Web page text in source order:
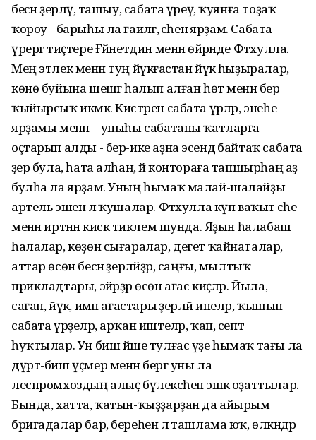
бесән әҙерләү, ташыу, сабата үреү, ҡуянға тоҙаҡ
ҡороу - барыһы ла ғаиләгә, әсәһенә ярҙам. Сабата
үрергә тиҫтере Ғәйнетдин менән өйрәнде Фәтхулла.
Мең этлек менән туң йүкәғастан йүкә һыҙыралар,
көнө буйына шешәгә һалып алған һөт менән бер
ҡыйырсыҡ икмәк. Кистәрен сабата үрәләр, энеһе
ярҙамы менән – уныһы сабатаны ҡатларға
оҫтарып алды - бер-ике аҙна эсендә байтаҡ сабата
әҙер була, һата алһаң, йә контораға тапшырһаң аҙ
булһа ла ярҙам. Уның һымаҡ малай-шалайҙы
артель эшенә лә ҡушалар. Фәтхулла күп ваҡыт әсәһе
менән иртәнән кискә тиклем шунда. Яҙын һалабаш
һалалар, көҙөн сығаралар, дегет ҡайнаталар,
аттар өсөн бесән әҙерләйҙәр, саңғы, мылтыҡ
прикладтары, эйәрҙәр өсөн ағас киҫәләр. Йыла,
саған, йүкә, имән ағастары әҙерләй инеләр, ҡышын
сабата үрҙеләр, арҡан иштеләр, ҡап, септә
һуҡтылар. Ун биш йәше тулғас үҙе һымаҡ тағы ла
дүрт-биш үҫмер менән бергә уны ла
леспромхоздың алыҫ бүлексәһенә эшкә оҙаттылар.
Бында, хатта, ҡатын-ҡыҙҙарҙан да айырым
бригадалар бар, береһенә лә ташлама юҡ, өлкәндәр